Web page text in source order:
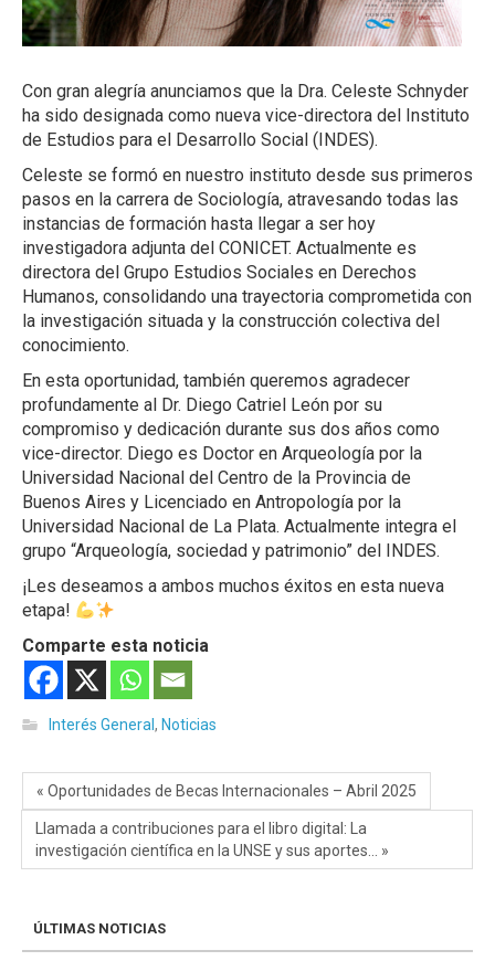
Con gran alegría anunciamos que la Dra. Celeste Schnyder
ha sido designada como nueva vice-directora del Instituto
de Estudios para el Desarrollo Social (INDES).
Celeste se formó en nuestro instituto desde sus primeros
pasos en la carrera de Sociología, atravesando todas las
instancias de formación hasta llegar a ser hoy
investigadora adjunta del CONICET. Actualmente es
directora del Grupo Estudios Sociales en Derechos
Humanos, consolidando una trayectoria comprometida con
la investigación situada y la construcción colectiva del
conocimiento.
En esta oportunidad, también queremos agradecer
profundamente al Dr. Diego Catriel León por su
compromiso y dedicación durante sus dos años como
vice-director. Diego es Doctor en Arqueología por la
Universidad Nacional del Centro de la Provincia de
Buenos Aires y Licenciado en Antropología por la
Universidad Nacional de La Plata. Actualmente integra el
grupo “Arqueología, sociedad y patrimonio” del INDES.
¡Les deseamos a ambos muchos éxitos en esta nueva
etapa!
Comparte esta noticia
Interés General, Noticias
« Oportunidades de Becas Internacionales – Abril 2025
Llamada a contribuciones para el libro digital: La
investigación científica en la UNSE y sus aportes… »
ÚLTIMAS NOTICIAS